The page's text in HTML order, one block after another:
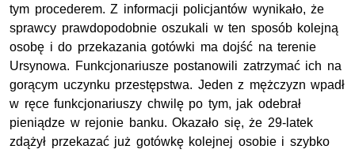
tym procederem. Z informacji policjantów wynikało, że
sprawcy prawdopodobnie oszukali w ten sposób kolejną
osobę i do przekazania gotówki ma dojść na terenie
Ursynowa. Funkcjonariusze postanowili zatrzymać ich na
gorącym uczynku przestępstwa. Jeden z mężczyzn wpadł
w ręce funkcjonariuszy chwilę po tym, jak odebrał
pieniądze w rejonie banku. Okazało się, że 29-latek
zdążył przekazać już gotówkę kolejnej osobie i szybko